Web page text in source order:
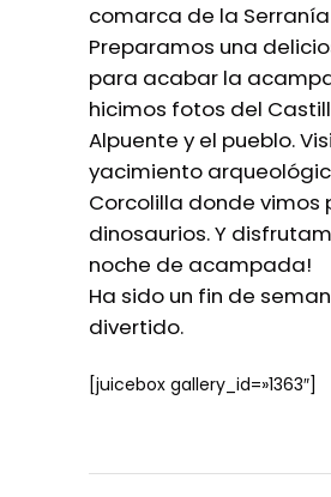
comarca de la
Preparamos una
para acabar la
hicimos fotos del
Alpuente y el pueblo.
yacimiento
Corcolilla donde vimos
dinosaurios. Y
noche de acampada!
Ha sido un fin de
divertido.
[juicebox gallery_id=»1363″]